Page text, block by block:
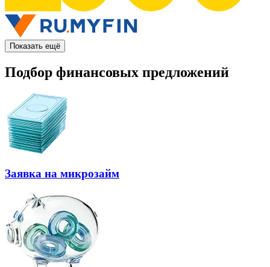
Показать ещё
Подбор финансовых предложений
Заявка на микрозайм